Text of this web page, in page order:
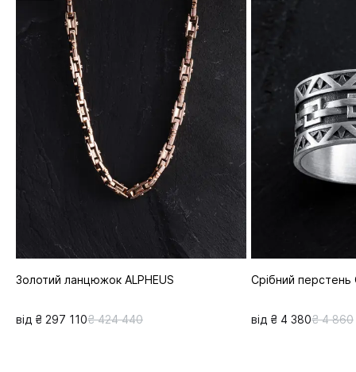
Золотий ланцюжок ALPHEUS
від ₴ 297 110₴ 424 440
Срібний перстень
від ₴ 4 380₴ 4 860